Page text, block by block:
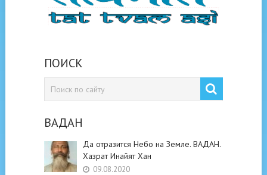
ПОИСК
ВАДАН
Да отразится Небо на Земле. ВАДАН.
Хазрат Инайят Хан
09.08.2020